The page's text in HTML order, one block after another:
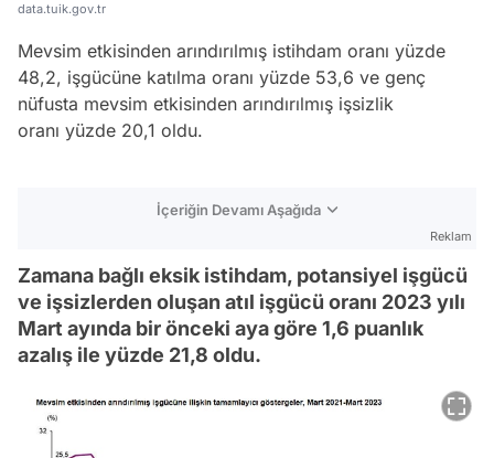
data.tuik.gov.tr
Mevsim etkisinden arındırılmış istihdam oranı yüzde
48,2, işgücüne katılma oranı yüzde 53,6 ve genç
nüfusta mevsim etkisinden arındırılmış işsizlik
oranı yüzde 20,1 oldu.
İçeriğin Devamı Aşağıda
Reklam
Zamana bağlı eksik istihdam, potansiyel işgücü
ve işsizlerden oluşan atıl işgücü oranı 2023 yılı
Mart ayında bir önceki aya göre 1,6 puanlık
azalış ile yüzde 21,8 oldu.